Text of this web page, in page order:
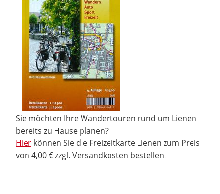
Sie möchten Ihre Wandertouren rund um Lienen
bereits zu Hause planen?
Hier können Sie die Freizeitkarte Lienen zum Preis
von 4,00 € zzgl. Versandkosten bestellen.